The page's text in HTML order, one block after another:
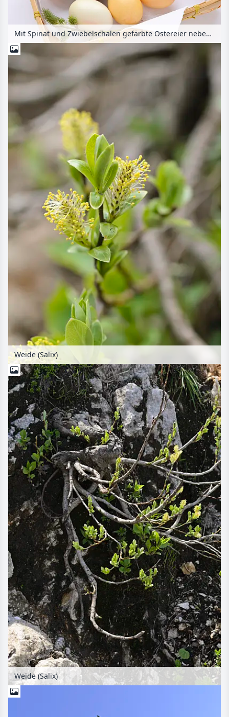
Mit Spinat und Zwiebelschalen gefärbte Ostereier neben einem Weidenzweig
Weide (Salix)
Weide (Salix)